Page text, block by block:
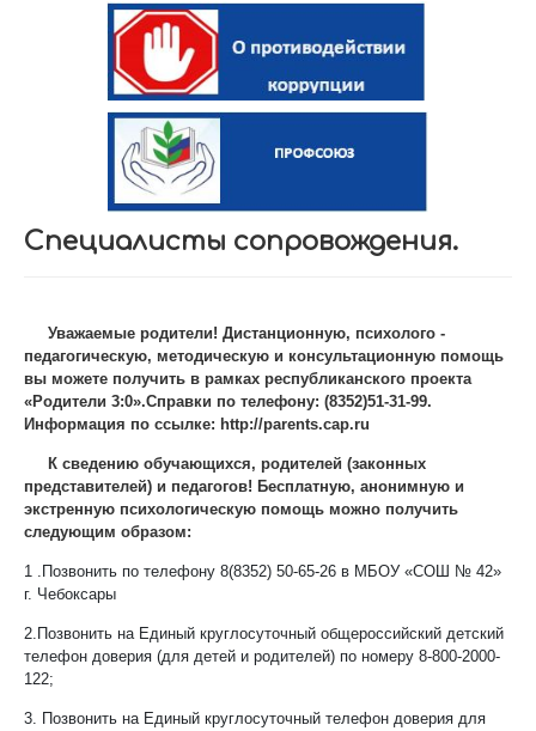
Специалисты сопровождения.
Уважаемые родители! Дистанционную, психолого -
педагогическую, методическую и консультационную помощь
вы можете получить в рамках республиканского проекта
«Родители 3:0».Справки по телефону: (8352)51-31-99.
Информация по ссылке: http://parents.cap.ru
К сведению обучающихся, родителей (законных
представителей) и педагогов! Бесплатную, анонимную и
экстренную психологическую помощь можно получить
следующим образом:
1 .Позвонить по телефону 8(8352) 50-65-26 в МБОУ «СОШ № 42»
г. Чебоксары
2.Позвонить на Единый круглосуточный общероссийский детский
телефон доверия (для детей и родителей) по номеру 8-800-2000-
122;
3. Позвонить на Единый круглосуточный телефон доверия для